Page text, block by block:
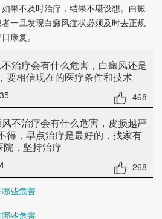
果不及时治疗，结果不堪设想。白癜
一旦发现白癜风症状必须及时去正规
康复。
治疗会有什么危害，白癜风还是
要相信现在的医疗条件和技术
468
不治疗会有什么危害，皮损越严
得，早点治疗是最好的，找家有
，坚持治疗
268
些危害
些危害